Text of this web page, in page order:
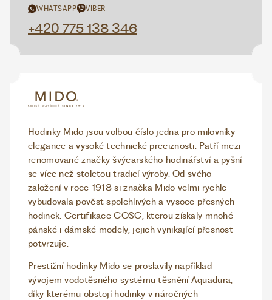
WHATSAPP VIBER
+420 775 138 346
Hodinky Mido jsou volbou číslo jedna pro milovníky
elegance a vysoké technické preciznosti. Patří mezi
renomované značky švýcarského hodinářství a pyšní
se více než stoletou tradicí výroby. Od svého
založení v roce 1918 si značka Mido velmi rychle
vybudovala pověst spolehlivých a vysoce přesných
hodinek. Certifikace COSC, kterou získaly mnohé
pánské i dámské modely, jejich vynikající přesnost
potvrzuje.
Prestižní hodinky Mido se proslavily například
vývojem vodotěsného systému těsnění Aquadura,
díky kterému obstojí hodinky v náročných